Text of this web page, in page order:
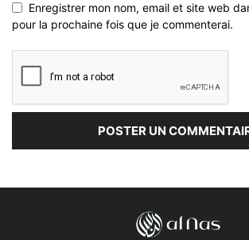
Enregistrer mon nom, email et site web
pour la prochaine fois que je commenterai.